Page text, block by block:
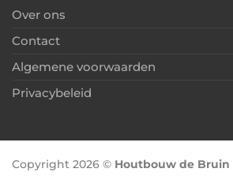
Over ons
Contact
Algemene voorwaarden
Privacybeleid
Copyright 2026 © Houtbouw de Bruin